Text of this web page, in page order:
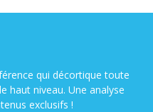
qui décortique toute
haut niveau. Une analyse
exclusifs !